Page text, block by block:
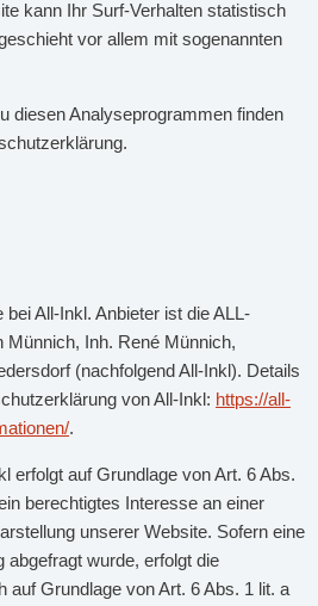
kann Ihr Surf-Verhalten statistisch
vor allem mit sogenannten
diesen Analyseprogrammen finden
All-Inkl. Anbieter ist die ALL-
Münnich, Inh. René Münnich,
(nachfolgend All-Inkl). Details
von All-Inkl: https://all-
.
erfolgt auf Grundlage von Art. 6 Abs.
berechtigtes Interesse an einer
unserer Website. Sofern eine
abgefragt wurde, erfolgt die
auf Grundlage von Art. 6 Abs. 1 lit. a